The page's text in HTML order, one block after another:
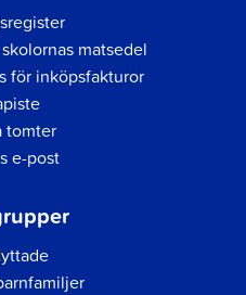
matsedel
för inköpsfakturor
tomter
e-post